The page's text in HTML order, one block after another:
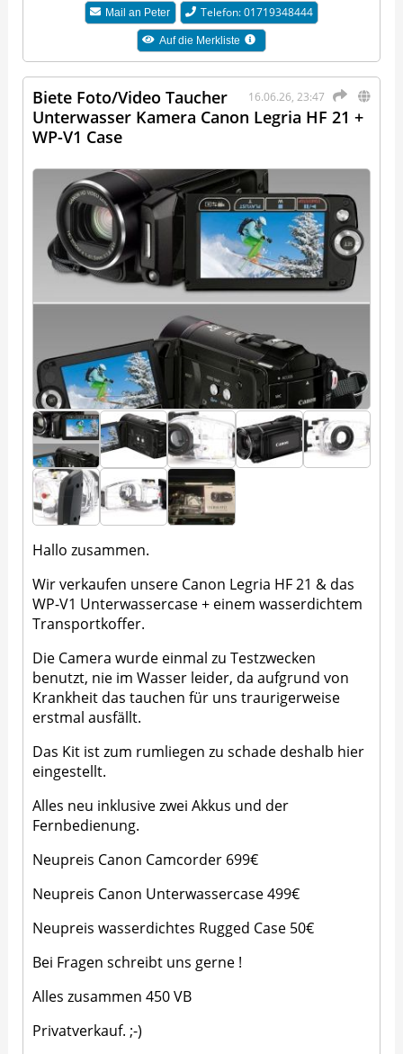
Mail an Peter Telefon: 01719348444
Auf die Merkliste
16.06.26, 23:47
Biete Foto/Video Taucher
Unterwasser Kamera Canon Legria HF 21 +
WP-V1 Case
Hallo zusammen.
Wir verkaufen unsere Canon Legria HF 21 & das
WP-V1 Unterwassercase + einem wasserdichtem
Transportkoffer.
Die Camera wurde einmal zu Testzwecken
benutzt, nie im Wasser leider, da aufgrund von
Krankheit das tauchen für uns traurigerweise
erstmal ausfällt.
Das Kit ist zum rumliegen zu schade deshalb hier
eingestellt.
Alles neu inklusive zwei Akkus und der
Fernbedienung.
Neupreis Canon Camcorder 699€
Neupreis Canon Unterwassercase 499€
Neupreis wasserdichtes Rugged Case 50€
Bei Fragen schreibt uns gerne !
Alles zusammen 450 VB
Privatverkauf. ;-)